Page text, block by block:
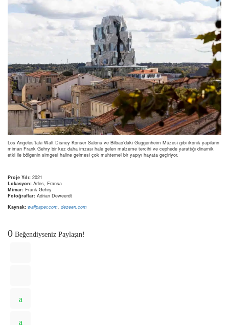
Los Angeles’taki Walt Disney Konser Salonu ve Bilbao’daki Guggenheim Müzesi gibi ikonik yapıların
mimarı Frank Gehry bir kez daha imzası hale gelen malzeme tercihi ve cephede yarattığı dinamik
etki ile bölgenin simgesi haline gelmesi çok muhtemel bir yapıyı hayata geçiriyor.
Proje Yılı: 2021
Lokasyon: Arles, Fransa
Mimar: Frank Gehry
Fotoğraflar: Adrian Deweerdt
Kaynak: wallpaper.com, dezeen.com
0 Beğendiyseniz Paylaşın!